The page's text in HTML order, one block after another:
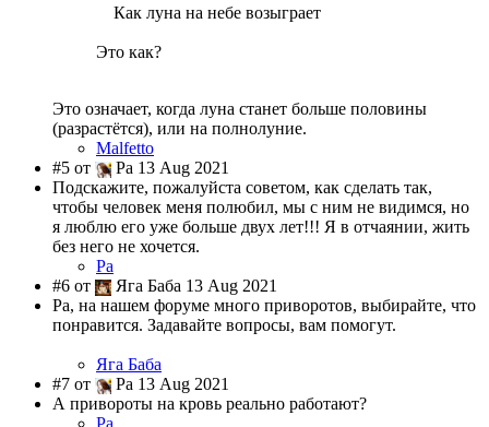
Как луна на небе возыграет
Это как?
Это означает, когда луна станет больше половины
(разрастётся), или на полнолуние.
Malfetto
#5 от
Ра 13 Aug 2021
Подскажите, пожалуйста советом, как сделать так,
чтобы человек меня полюбил, мы с ним не видимся, но
я люблю его уже больше двух лет!!! Я в отчаянии, жить
без него не хочется.
Ра
#6 от
Яга Баба 13 Aug 2021
Ра, на нашем форуме много приворотов, выбирайте, что
понравится. Задавайте вопросы, вам помогут.
Яга Баба
#7 от
Ра 13 Aug 2021
А привороты на кровь реально работают?